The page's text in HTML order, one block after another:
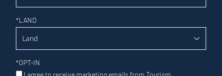
*LAND
*OPT-IN